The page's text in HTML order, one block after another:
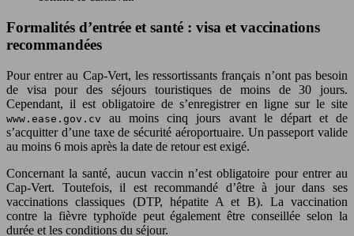
Formalités d’entrée et santé : visa et vaccinations
recommandées
Pour entrer au Cap-Vert, les ressortissants français n’ont pas besoin
de visa pour des séjours touristiques de moins de 30 jours.
Cependant, il est obligatoire de s’enregistrer en ligne sur le site
www.ease.gov.cv
au moins cinq jours avant le départ et de
s’acquitter d’une taxe de sécurité aéroportuaire. Un passeport valide
au moins 6 mois après la date de retour est exigé.
Concernant la santé, aucun vaccin n’est obligatoire pour entrer au
Cap-Vert. Toutefois, il est recommandé d’être à jour dans ses
vaccinations classiques (DTP, hépatite A et B). La vaccination
contre la fièvre typhoïde peut également être conseillée selon la
durée et les conditions du séjour.